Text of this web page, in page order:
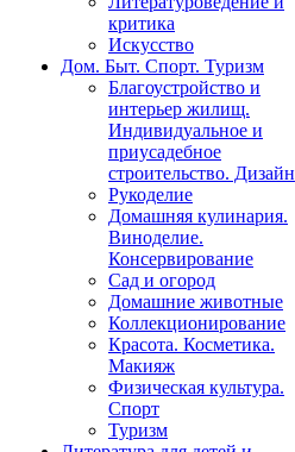
критика
Искусство
Дом. Быт. Спорт. Туризм
Благоустройство и
интерьер жилищ.
Индивидуальное и
приусадебное
строительство. Дизайн
Рукоделие
Домашняя кулинария.
Виноделие.
Консервирование
Сад и огород
Домашние животные
Коллекционирование
Красота. Косметика.
Макияж
Физическая культура.
Спорт
Туризм